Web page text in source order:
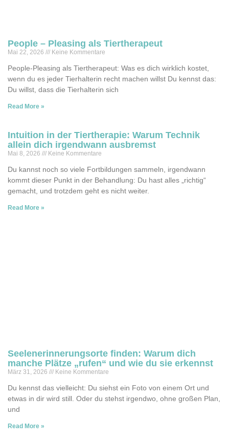
People – Pleasing als Tiertherapeut
Mai 22, 2026 Keine Kommentare
People-Pleasing als Tiertherapeut: Was es dich wirklich kostet,
wenn du es jeder Tierhalterin recht machen willst Du kennst das:
Du willst, dass die Tierhalterin sich
Read More »
Intuition in der Tiertherapie: Warum Technik
allein dich irgendwann ausbremst
Mai 8, 2026 Keine Kommentare
Du kannst noch so viele Fortbildungen sammeln, irgendwann
kommt dieser Punkt in der Behandlung: Du hast alles „richtig“
gemacht, und trotzdem geht es nicht weiter.
Read More »
Seelenerinnerungsorte finden: Warum dich
manche Plätze „rufen“ und wie du sie erkennst
März 31, 2026 Keine Kommentare
Du kennst das vielleicht: Du siehst ein Foto von einem Ort und
etwas in dir wird still. Oder du stehst irgendwo, ohne großen Plan,
und
Read More »